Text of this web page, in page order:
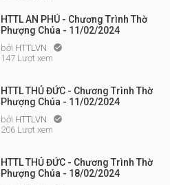
HTTL AN PHÚ - Chương Trình Thờ
Phượng Chúa - 11/02/2024
bởi HTTLVN 
147 Lượt xem
HTTL THỦ ĐỨC - Chương Trình Thờ
Phượng Chúa - 11/02/2024
bởi HTTLVN 
206 Lượt xem
HTTL THỦ ĐỨC - Chương Trình Thờ
Phượng Chúa - 18/02/2024